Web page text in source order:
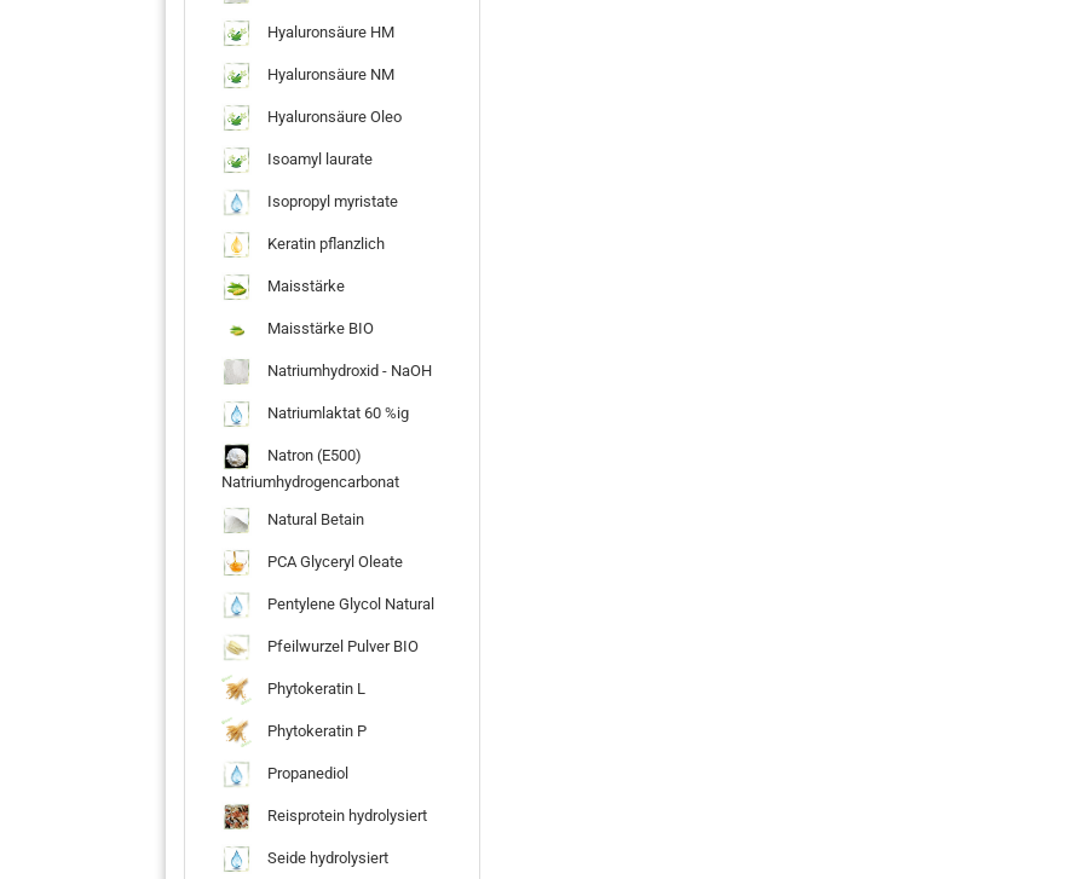
Hyaluronsäure HM
Hyaluronsäure NM
Hyaluronsäure Oleo
Isoamyl laurate
Isopropyl myristate
Keratin pflanzlich
Maisstärke
Maisstärke BIO
Natriumhydroxid - NaOH
Natriumlaktat 60 %ig
Natron (E500)
Natriumhydrogencarbonat
Natural Betain
PCA Glyceryl Oleate
Pentylene Glycol Natural
Pfeilwurzel Pulver BIO
Phytokeratin L
Phytokeratin P
Propanediol
Reisprotein hydrolysiert
Seide hydrolysiert